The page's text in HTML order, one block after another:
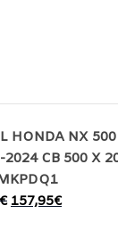
HONDA NX
2024 CB 500 X
€ 157,95€